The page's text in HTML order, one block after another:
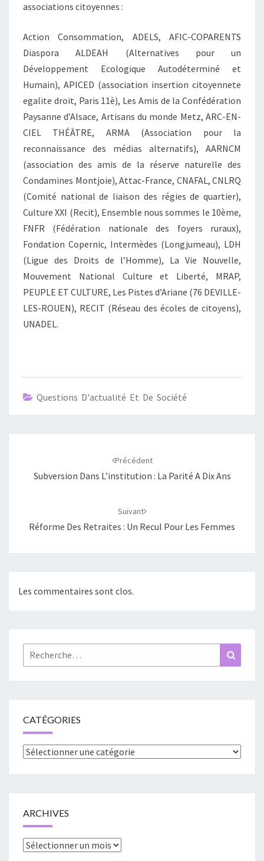
associations citoyennes :
Action Consommation, ADELS, AFIC-COPARENTS
Diaspora ALDEAH (Alternatives pour un
Développement Ecologique Autodéterminé et
Humain), APICED (association insertion citoyennete
egalite droit, Paris 11è), Les Amis de la Confédération
Paysanne d’Alsace, Artisans du monde Metz, ARC-EN-
CIEL THÉÂTRE, ARMA (Association pour la
reconnaissance des médias alternatifs), AARNCM
(association des amis de la réserve naturelle des
Condamines Montjoie), Attac-France, CNAFAL, CNLRQ
(Comité national de liaison des régies de quartier),
Culture XXI (Recit), Ensemble nous sommes le 10ème,
FNFR (Fédération nationale des foyers ruraux),
Fondation Copernic, Intermèdes (Longjumeau), LDH
(Ligue des Droits de l’Homme), La Vie Nouvelle,
Mouvement National Culture et Liberté, MRAP,
PEUPLE ET CULTURE, Les Pistes d’Ariane (76 DEVILLE-
LES-ROUEN), RECIT (Réseau des écoles de citoyens),
UNADEL.
Questions D'actualité Et De Société
Précédent
Subversion Dans L’institution : La Parité A Dix Ans
Suivant
Réforme Des Retraites : Un Recul Pour Les Femmes
Les commentaires sont clos.
Rechercher :
CATÉGORIES
Catégories
ARCHIVES
Archives